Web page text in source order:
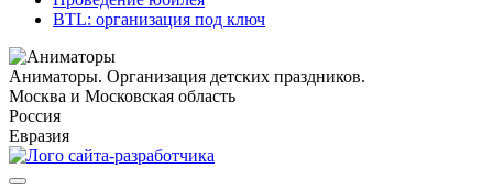
BTL: организация под ключ
Аниматоры. Организация детских праздников.
Москва и Московская область
Россия
Евразия